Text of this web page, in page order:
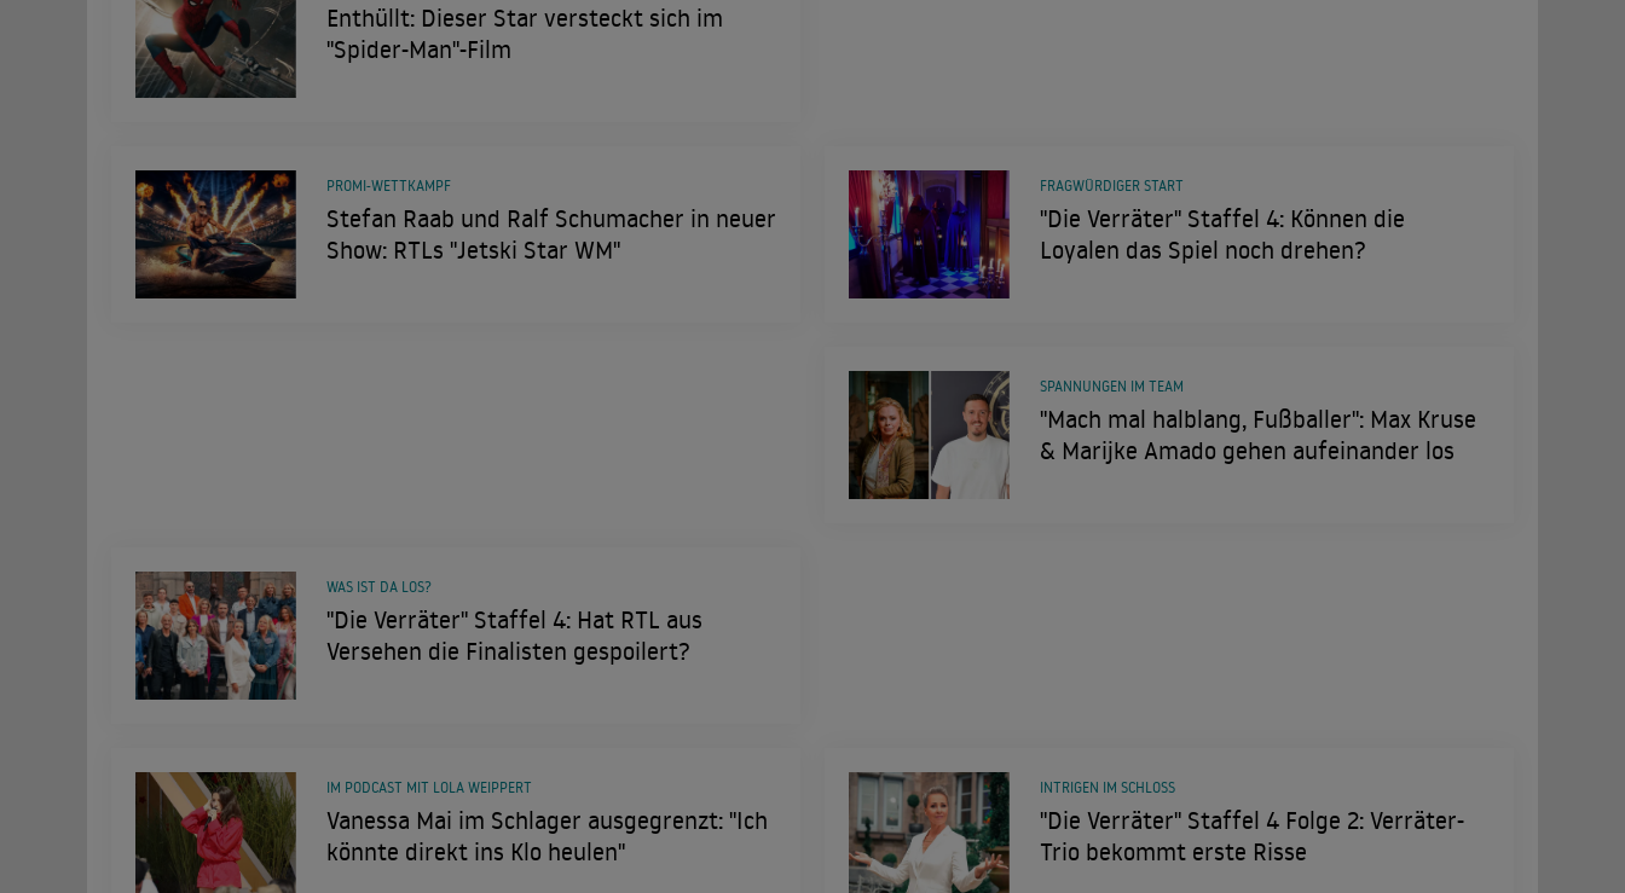
Enthüllt: Dieser Star versteckt sich im
"Spider-Man"-Film
Stefan Raab und Ralf Schumacher in neuer
Show: RTLs "Jetski Star WM"
PROMI-WETTKAMPF
"Die Verräter" Staffel 4: Können die
Loyalen das Spiel noch drehen?
FRAGWÜRDIGER START
"Mach mal halblang, Fußballer": Max Kruse
& Marijke Amado gehen aufeinander los
SPANNUNGEN IM TEAM
"Die Verräter" Staffel 4: Hat RTL aus
Versehen die Finalisten gespoilert?
WAS IST DA LOS?
Vanessa Mai im Schlager ausgegrenzt: "Ich
könnte direkt ins Klo heulen"
IM PODCAST MIT LOLA WEIPPERT
"Die Verräter" Staffel 4 Folge 2: Verräter-
Trio bekommt erste Risse
INTRIGEN IM SCHLOSS